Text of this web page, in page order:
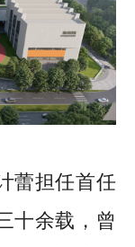
蕾担任首任
十余载，曾